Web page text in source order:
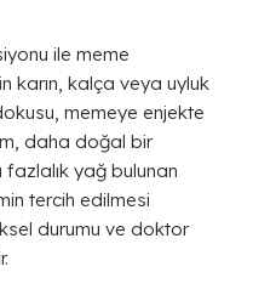
ile meme
karın, kalça veya uyluk
memeye enjekte
daha doğal bir
yağ bulunan
tercih edilmesi
durumu ve doktor